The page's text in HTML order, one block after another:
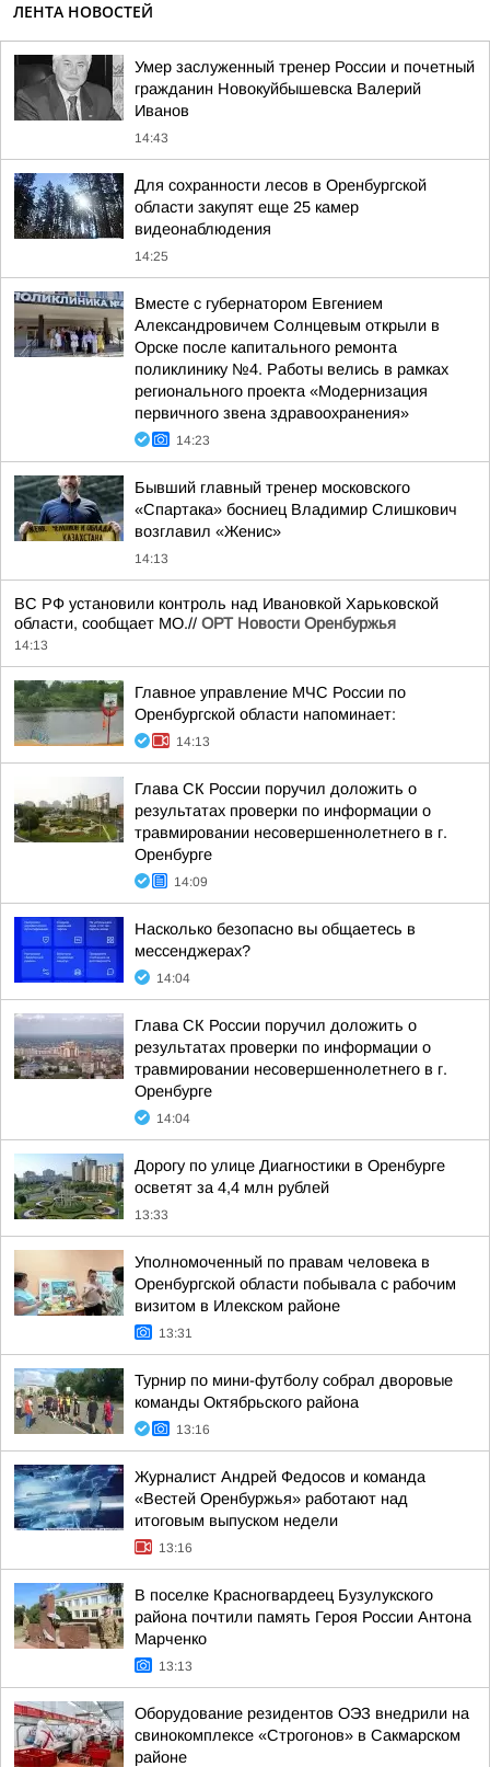
ЛЕНТА НОВОСТЕЙ
Умер заслуженный тренер России и почетный
гражданин Новокуйбышевска Валерий
Иванов
14:43
Для сохранности лесов в Оренбургской
области закупят еще 25 камер
видеонаблюдения
14:25
Вместе с губернатором Евгением
Александровичем Солнцевым открыли в
Орске после капитального ремонта
поликлинику №4. Работы велись в рамках
регионального проекта «Модернизация
первичного звена здравоохранения»
14:23
Бывший главный тренер московского
«Спартака» босниец Владимир Слишкович
возглавил «Женис»
14:13
ВС РФ установили контроль над Ивановкой Харьковской
области, сообщает МО.// ОРТ Новости Оренбуржья
14:13
Главное управление МЧС России по
Оренбургской области напоминает:
14:13
Глава СК России поручил доложить о
результатах проверки по информации о
травмировании несовершеннолетнего в г.
Оренбурге
14:09
Насколько безопасно вы общаетесь в
мессенджерах?
14:04
Глава СК России поручил доложить о
результатах проверки по информации о
травмировании несовершеннолетнего в г.
Оренбурге
14:04
Дорогу по улице Диагностики в Оренбурге
осветят за 4,4 млн рублей
13:33
Уполномоченный по правам человека в
Оренбургской области побывала с рабочим
визитом в Илекском районе
13:31
Турнир по мини-футболу собрал дворовые
команды Октябрьского района
13:16
Журналист Андрей Федосов и команда
«Вестей Оренбуржья» работают над
итоговым выпуском недели
13:16
В поселке Красногвардеец Бузулукского
района почтили память Героя России Антона
Марченко
13:13
Оборудование резидентов ОЭЗ внедрили на
свинокомплексе «Строгонов» в Сакмарском
районе